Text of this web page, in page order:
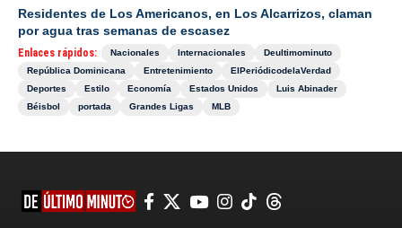
Residentes de Los Americanos, en Los Alcarrizos, claman
por agua tras semanas de escasez
Enlaces rápidos: Nacionales Internacionales
Deultimominuto
República Dominicana
Entretenimiento
ElPeriódicodelaVerdad
Deportes
Estilo Economía Estados Unidos
Luis Abinader
Béisbol
portada Grandes Ligas MLB